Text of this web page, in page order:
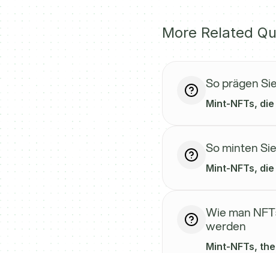
More Related
So prägen
Mint-NFTs,
So minten
Mint-NFTs,
Wie man
werden
Mint-NFTs,